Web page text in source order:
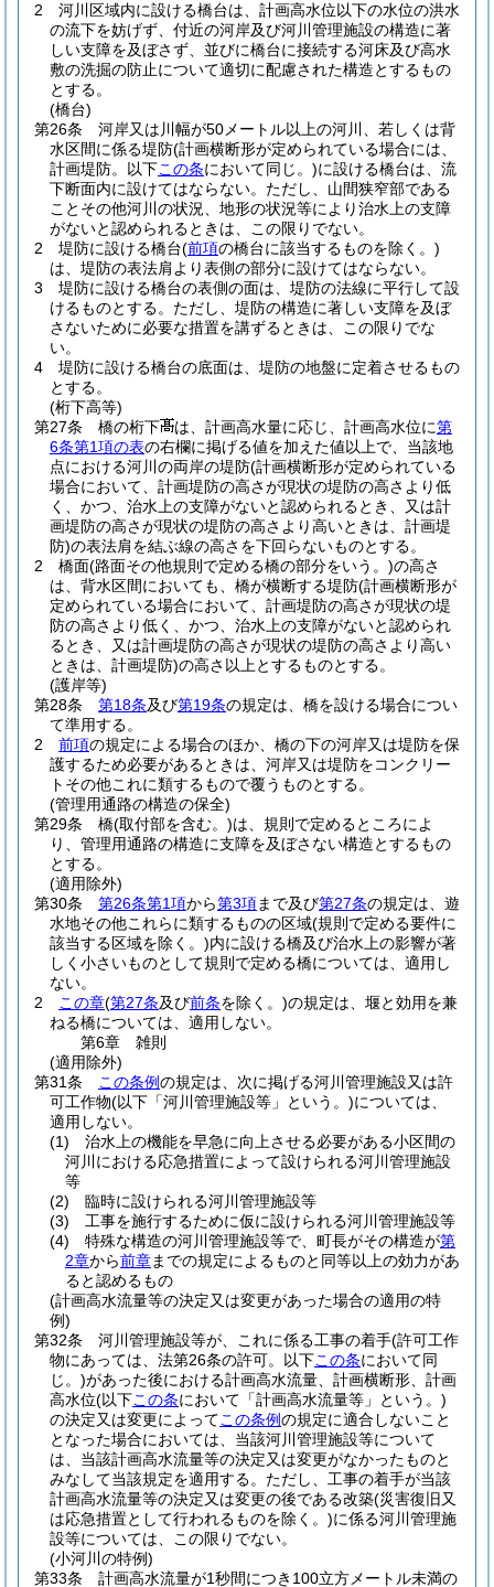
2
河川区域内に設ける橋台は、計画高水位以下の水位の洪水
の流下を妨げず、付近の河岸及び河川管理施設の構造に著
しい支障を及ぼさず、並びに橋台に接続する河床及び高水
敷の洗掘の防止について適切に配慮された構造とするもの
とする。
(橋台)
第26条
河岸又は川幅が50メートル以上の河川、若しくは背
水区間に係る堤防(計画横断形が定められている場合には、
計画堤防。以下この条において同じ。)に設ける橋台は、流
下断面内に設けてはならない。 ただし、山間狭窄部である
ことその他河川の状況、地形の状況等により治水上の支障
がないと認められるときは、この限りでない。
2
堤防に設ける橋台(前項の橋台に該当するものを除く。)
は、堤防の表法肩より表側の部分に設けてはならない。
3
堤防に設ける橋台の表側の面は、堤防の法線に平行して設
けるものとする。 ただし、堤防の構造に著しい支障を及ぼ
さないために必要な措置を講ずるときは、この限りでな
い。
4
堤防に設ける橋台の底面は、堤防の地盤に定着させるもの
とする。
(桁下高等)
第27条
橋の桁下 は、計画高水量に応じ、計画高水位に第
6条第1項の表の右欄に掲げる値を加えた値以上で、当該地
点における河川の両岸の堤防(計画横断形が定められている
場合において、計画堤防の高さが現状の堤防の高さより低
く、かつ、治水上の支障がないと認められるとき、又は計
画堤防の高さが現状の堤防の高さより高いときは、計画堤
防)の表法肩を結ぶ線の高さを下回らないものとする。
2
橋面(路面その他規則で定める橋の部分をいう。)の高さ
は、背水区間においても、橋が横断する堤防(計画横断形が
定められている場合において、計画堤防の高さが現状の堤
防の高さより低く、かつ、治水上の支障がないと認められ
るとき、又は計画堤防の高さが現状の堤防の高さより高い
ときは、計画堤防)の高さ以上とするものとする。
(護岸等)
第28条
第18条及び第19条の規定は、橋を設ける場合につい
て準用する。
2
前項の規定による場合のほか、橋の下の河岸又は堤防を保
護するため必要があるときは、河岸又は堤防をコンクリー
トその他これに類するもので覆うものとする。
(管理用通路の構造の保全)
第29条
橋(取付部を含む。)は、規則で定めるところによ
り、管理用通路の構造に支障を及ぼさない構造とするもの
とする。
(適用除外)
第30条
第26条第1項から第3項まで及び第27条の規定は、遊
水地その他これらに類するものの区域(規則で定める要件に
該当する区域を除く。)内に設ける橋及び治水上の影響が著
しく小さいものとして規則で定める橋については、適用し
ない。
2
この章(第27条及び前条を除く。)の規定は、堰と効用を兼
ねる橋については、適用しない。
第6章
雑則
(適用除外)
第31条
この条例の規定は、次に掲げる河川管理施設又は許
可工作物(以下「河川管理施設等」という。)については、
適用しない。
(1)
治水上の機能を早急に向上させる必要がある小区間の
河川における応急措置によって設けられる河川管理施設
等
(2)
臨時に設けられる河川管理施設等
(3)
工事を施行するために仮に設けられる河川管理施設等
(4)
特殊な構造の河川管理施設等で、町長がその構造が第
2章から前章までの規定によるものと同等以上の効力があ
ると認めるもの
(計画高水流量等の決定又は変更があった場合の適用の特
例)
第32条
河川管理施設等が、これに係る工事の着手(許可工作
物にあっては、法第26条の許可。以下この条において同
じ。)があった後における計画高水流量、計画横断形、計画
高水位(以下この条において「計画高水流量等」という。)
の決定又は変更によってこの条例の規定に適合しないこと
となった場合においては、当該河川管理施設等について
は、当該計画高水流量等の決定又は変更がなかったものと
みなして当該規定を適用する。 ただし、工事の着手が当該
計画高水流量等の決定又は変更の後である改築(災害復旧又
は応急措置として行われるものを除く。)に係る河川管理施
設等については、この限りでない。
(小河川の特例)
第33条
計画高水流量が1秒間につき100立方メートル未満の